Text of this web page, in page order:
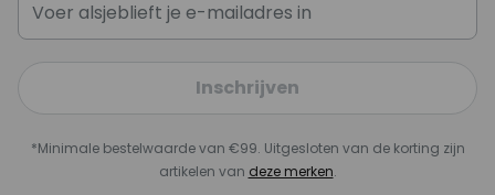
Inschrijven
*Minimale bestelwaarde van €99. Uitgesloten van de korting zijn
artikelen van deze merken.